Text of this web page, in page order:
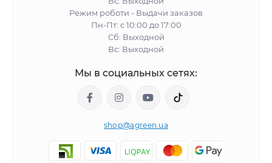
Режим роботи - Выдачи заказов
Пн-Пт: с 10:00 до 17:00
Сб: Выходной
Вс: Выходной
Мы в социальных сетях:
shop@agreen.ua